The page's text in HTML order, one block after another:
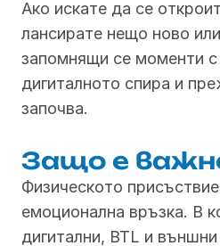
Ако искате да се
лансирате нещо ново
запомнящи се моменти
дигиталното спира и
започва.
Защо е
Физическото
емоционална връзка. В
дигитални, BTL и